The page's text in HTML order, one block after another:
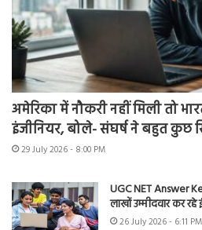
अमेरिका में नौकरी नहीं मिली तो
इंजीनियर, बोले- संघर्ष ने बहुत कुछ
29 July 2026 - 8:00 PM
UGC NET Answer
लाखों उम्मीदवार कर रहे
26 July 2026 - 6:11 PM